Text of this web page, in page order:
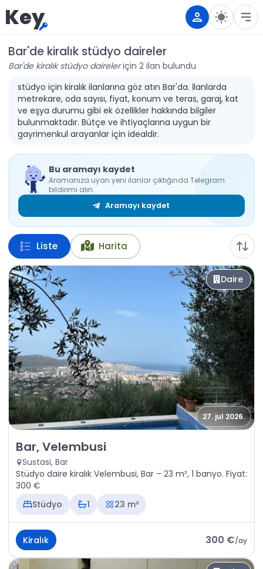
Key
Bar'de kiralık stüdyo daireler
Bar'de kiralık stüdyo daireleriçin 2 ilan bulundu
stüdyo için kiralık ilanlarına göz atın Bar'da. İlanlarda
metrekare, oda sayısı, fiyat, konum ve teras, garaj, kat
ve eşya durumu gibi ek özellikler hakkında bilgiler
bulunmaktadır. Bütçe ve ihtiyaçlarına uygun bir
gayrimenkul arayanlar için idealdir.
Bu aramayı kaydet
Aramanıza uyan yeni ilanlar çıktığında Telegram
bildirimi alın.
Aramayı kaydet
Liste Harita
Daire
27. jul 2026.
Kiralık - Daire Bar, Velembusi
Bar, Velembusi
Sustasi, Bar
Stüdyo daire kiralık Velembusi, Bar – 23 m², 1 banyo. Fiyat:
300 €
Stüdyo
1 23 m²
Kiralık 300 €/ay